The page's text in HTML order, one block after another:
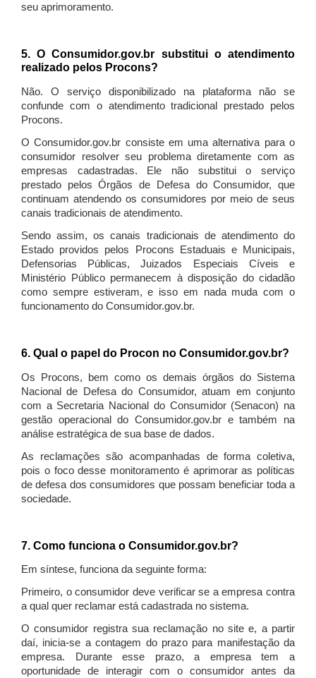
seu aprimoramento.
5. O Consumidor.gov.br substitui o atendimento
realizado pelos Procons?
Não. O serviço disponibilizado na plataforma não se
confunde com o atendimento tradicional prestado pelos
Procons.
O Consumidor.gov.br consiste em uma alternativa para o
consumidor resolver seu problema diretamente com as
empresas cadastradas. Ele não substitui o serviço
prestado pelos Órgãos de Defesa do Consumidor, que
continuam atendendo os consumidores por meio de seus
canais tradicionais de atendimento.
Sendo assim, os canais tradicionais de atendimento do
Estado providos pelos Procons Estaduais e Municipais,
Defensorias Públicas, Juizados Especiais Cíveis e
Ministério Público permanecem à disposição do cidadão
como sempre estiveram, e isso em nada muda com o
funcionamento do Consumidor.gov.br.
6. Qual o papel do Procon no Consumidor.gov.br?
Os Procons, bem como os demais órgãos do Sistema
Nacional de Defesa do Consumidor, atuam em conjunto
com a Secretaria Nacional do Consumidor (Senacon) na
gestão operacional do Consumidor.gov.br e também na
análise estratégica de sua base de dados.
As reclamações são acompanhadas de forma coletiva,
pois o foco desse monitoramento é aprimorar as políticas
de defesa dos consumidores que possam beneficiar toda a
sociedade.
7. Como funciona o Consumidor.gov.br?
Em síntese, funciona da seguinte forma:
Primeiro, o consumidor deve verificar se a empresa contra
a qual quer reclamar está cadastrada no sistema.
O consumidor registra sua reclamação no site e, a partir
daí, inicia-se a contagem do prazo para manifestação da
empresa. Durante esse prazo, a empresa tem a
oportunidade de interagir com o consumidor antes da